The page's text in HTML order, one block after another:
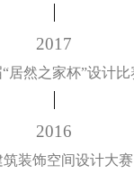
2017
居然之家杯”设计比
2016
装饰空间设计大